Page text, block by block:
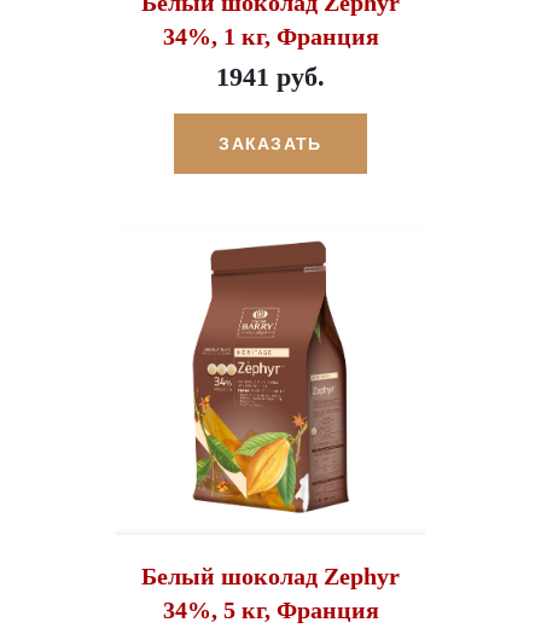
34%, 1 кг, Франция
1941 руб.
ЗАКАЗАТЬ
Белый шоколад Zephyr
34%, 5 кг, Франция